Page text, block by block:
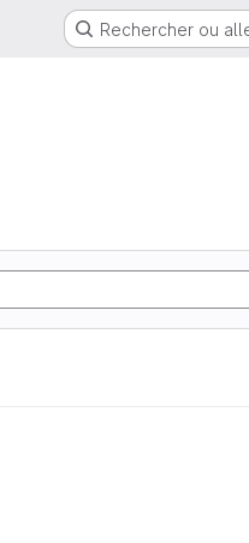
Rechercher ou